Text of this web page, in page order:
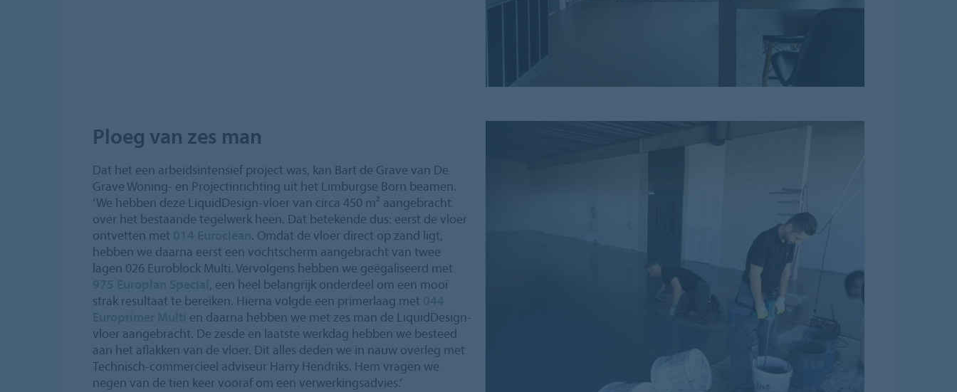
Ploeg van zes man
Dat het een arbeidsintensief project was, kan Bart de Grave van De
Grave Woning- en Projectinrichting uit het Limburgse Born beamen.
‘We hebben deze LiquidDesign-vloer van circa 450 m² aangebracht
over het bestaande tegelwerk heen. Dat betekende dus: eerst de vloer
ontvetten met
. Omdat de vloer direct op zand ligt,
hebben we daarna eerst een vochtscherm aangebracht van twee
lagen 026 Euroblock Multi. Vervolgens hebben we geëgaliseerd met
, een heel belangrijk onderdeel om een mooi
strak resultaat te bereiken. Hierna volgde een primerlaag met
en daarna hebben we met zes man de LiquidDesign-
vloer aangebracht. De zesde en laatste werkdag hebben we besteed
aan het aflakken van de vloer. Dit alles deden we in nauw overleg met
Technisch-commercieel adviseur Harry Hendriks. Hem vragen we
negen van de tien keer vooraf om een verwerkingsadvies.’